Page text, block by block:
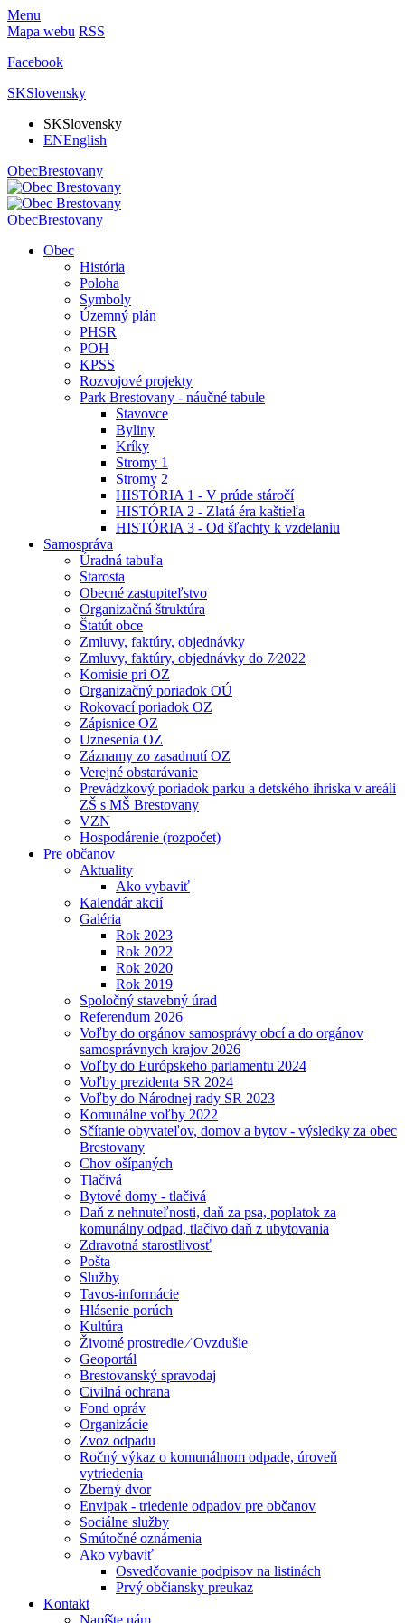
Menu
Mapa webu RSS
Facebook
SKSlovensky
SKSlovensky
ENEnglish
ObecBrestovany
ObecBrestovany
Obec
História
Poloha
Symboly
Územný plán
PHSR
POH
KPSS
Rozvojové projekty
Park Brestovany - náučné tabule
Stavovce
Byliny
Kríky
Stromy 1
Stromy 2
HISTÓRIA 1 - V prúde stáročí
HISTÓRIA 2 - Zlatá éra kaštieľa
HISTÓRIA 3 - Od šľachty k vzdelaniu
Samospráva
Úradná tabuľa
Starosta
Obecné zastupiteľstvo
Organizačná štruktúra
Štatút obce
Zmluvy, faktúry, objednávky
Zmluvy, faktúry, objednávky do 7⁄2022
Komisie pri OZ
Organizačný poriadok OÚ
Rokovací poriadok OZ
Zápisnice OZ
Uznesenia OZ
Záznamy zo zasadnutí OZ
Verejné obstarávanie
Prevádzkový poriadok parku a detského ihriska v areáli
ZŠ s MŠ Brestovany
VZN
Hospodárenie (rozpočet)
Pre občanov
Aktuality
Ako vybaviť
Kalendár akcií
Galéria
Rok 2023
Rok 2022
Rok 2020
Rok 2019
Spoločný stavebný úrad
Referendum 2026
Voľby do orgánov samosprávy obcí a do orgánov
samosprávnych krajov 2026
Voľby do Európskeho parlamentu 2024
Voľby prezidenta SR 2024
Voľby do Národnej rady SR 2023
Komunálne voľby 2022
Sčítanie obyvateľov, domov a bytov - výsledky za obec
Brestovany
Chov ošípaných
Tlačivá
Bytové domy - tlačivá
Daň z nehnuteľnosti, daň za psa, poplatok za
komunálny odpad, tlačivo daň z ubytovania
Zdravotná starostlivosť
Pošta
Služby
Tavos-informácie
Hlásenie porúch
Kultúra
Životné prostredie ⁄ Ovzdušie
Geoportál
Brestovanský spravodaj
Civilná ochrana
Fond opráv
Organizácie
Zvoz odpadu
Ročný výkaz o komunálnom odpade, úroveň
vytriedenia
Zberný dvor
Envipak - triedenie odpadov pre občanov
Sociálne služby
Smútočné oznámenia
Ako vybaviť
Osvedčovanie podpisov na listinách
Prvý občiansky preukaz
Kontakt
Napíšte nám